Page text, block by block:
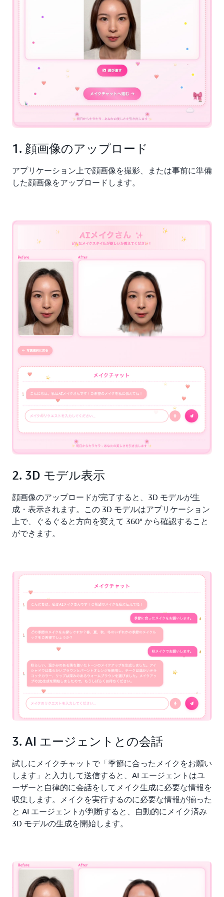
1. 顔画像のアップロード
アプリケーション上で顔画像を撮影、または事前に準備
した顔画像をアップロードします。
2. 3D モデル表示
顔画像のアップロードが完了すると、3D モデルが生
成・表示されます。この 3D モデルはアプリケーション
上で、ぐるぐると方向を変えて 360° から確認すること
ができます。
3. AI エージェントとの会話
試しにメイクチャットで「季節に合ったメイクをお願い
します」と入力して送信すると、AI エージェントはユ
ーザーと自律的に会話をしてメイク生成に必要な情報を
収集します。メイクを実行するのに必要な情報が揃った
と AI エージェントが判断すると、自動的にメイク済み
3D モデルの生成を開始します。